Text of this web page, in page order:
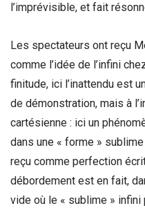
l’imprévisible, et fait
Les spectateurs ont reçu
comme l’idée de l’infini
finitude, ici l’inattendu est
de démonstration, mais à
cartésienne : ici un
dans une « forme »
reçu comme perfection
débordement est en fait,
vide où le « sublime »